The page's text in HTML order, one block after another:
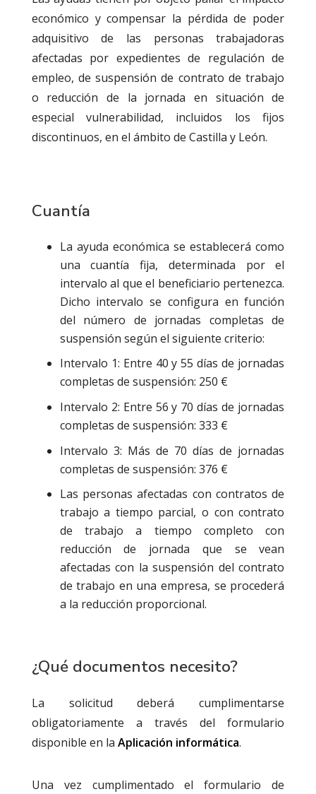
económico y compensar la pérdida de poder
adquisitivo de las personas trabajadoras
afectadas por expedientes de regulación de
empleo, de suspensión de contrato de trabajo
o reducción de la jornada en situación de
especial vulnerabilidad, incluidos los fijos
discontinuos, en el ámbito de Castilla y León.
Cuantía
La ayuda económica se establecerá como
una cuantía fija, determinada por el
intervalo al que el beneficiario pertenezca.
Dicho intervalo se configura en función
del número de jornadas completas de
suspensión según el siguiente criterio:
Intervalo 1: Entre 40 y 55 días de jornadas
completas de suspensión: 250 €
Intervalo 2: Entre 56 y 70 días de jornadas
completas de suspensión: 333 €
Intervalo 3: Más de 70 días de jornadas
completas de suspensión: 376 €
Las personas afectadas con contratos de
trabajo a tiempo parcial, o con contrato
de trabajo a tiempo completo con
reducción de jornada que se vean
afectadas con la suspensión del contrato
de trabajo en una empresa, se procederá
a la reducción proporcional.
¿Qué documentos necesito?
La solicitud deberá cumplimentarse
obligatoriamente a través del formulario
disponible en la Aplicación informática.
Una vez cumplimentado el formulario de